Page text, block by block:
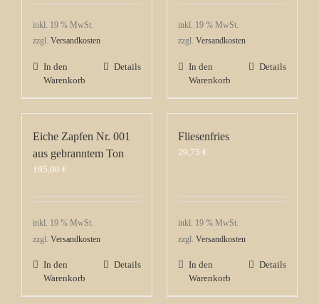
inkl. 19 % MwSt.
zzgl. Versandkosten
In den
Warenkorb
Details
inkl. 19 % MwSt.
zzgl. Versandkosten
In den
Warenkorb
Details
Eiche Zapfen Nr. 001
aus gebranntem Ton
195,00 €
inkl. 19 % MwSt.
zzgl. Versandkosten
In den
Warenkorb
Details
Fliesenfries
29,75 €
inkl. 19 % MwSt.
zzgl. Versandkosten
In den
Warenkorb
Details